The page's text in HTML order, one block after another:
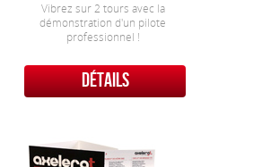
Vibrez sur 2 tours avec la
démonstration d'un pilote
professionnel !
DÉTAILS